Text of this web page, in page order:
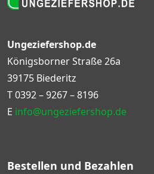
Bestellen und Bezahlen
Ungeziefershop.de
Königsborner Straße 26a
39175 Biederitz
T0392 – 9267 – 8196
E info@ungeziefershop.de